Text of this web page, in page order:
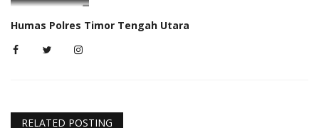
Humas Polres Timor Tengah Utara
RELATED POSTING